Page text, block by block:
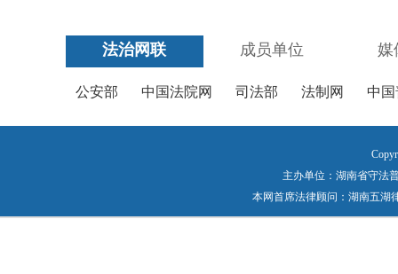
法治网联 成员单位 媒
公安部 中国法院网 司法部 法制网 中
主办单位：湖南省守法
本网首席法律顾问：湖南五湖